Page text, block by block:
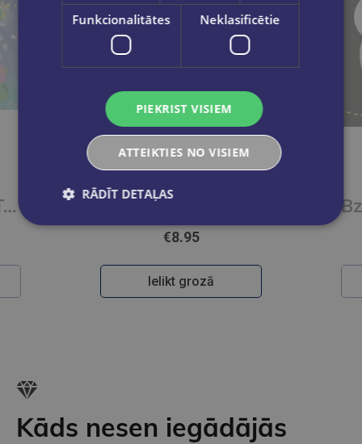
Saldus sapņus. Tausti un sajūti
€8.95
Ielikt grozā
Kāds nesen iegādājās
Funkcionalitātes Neklasificētie
PIEKRIST VISIEM
ATTEIKTIES NO VISIEM
RĀDĪT DETAĻAS